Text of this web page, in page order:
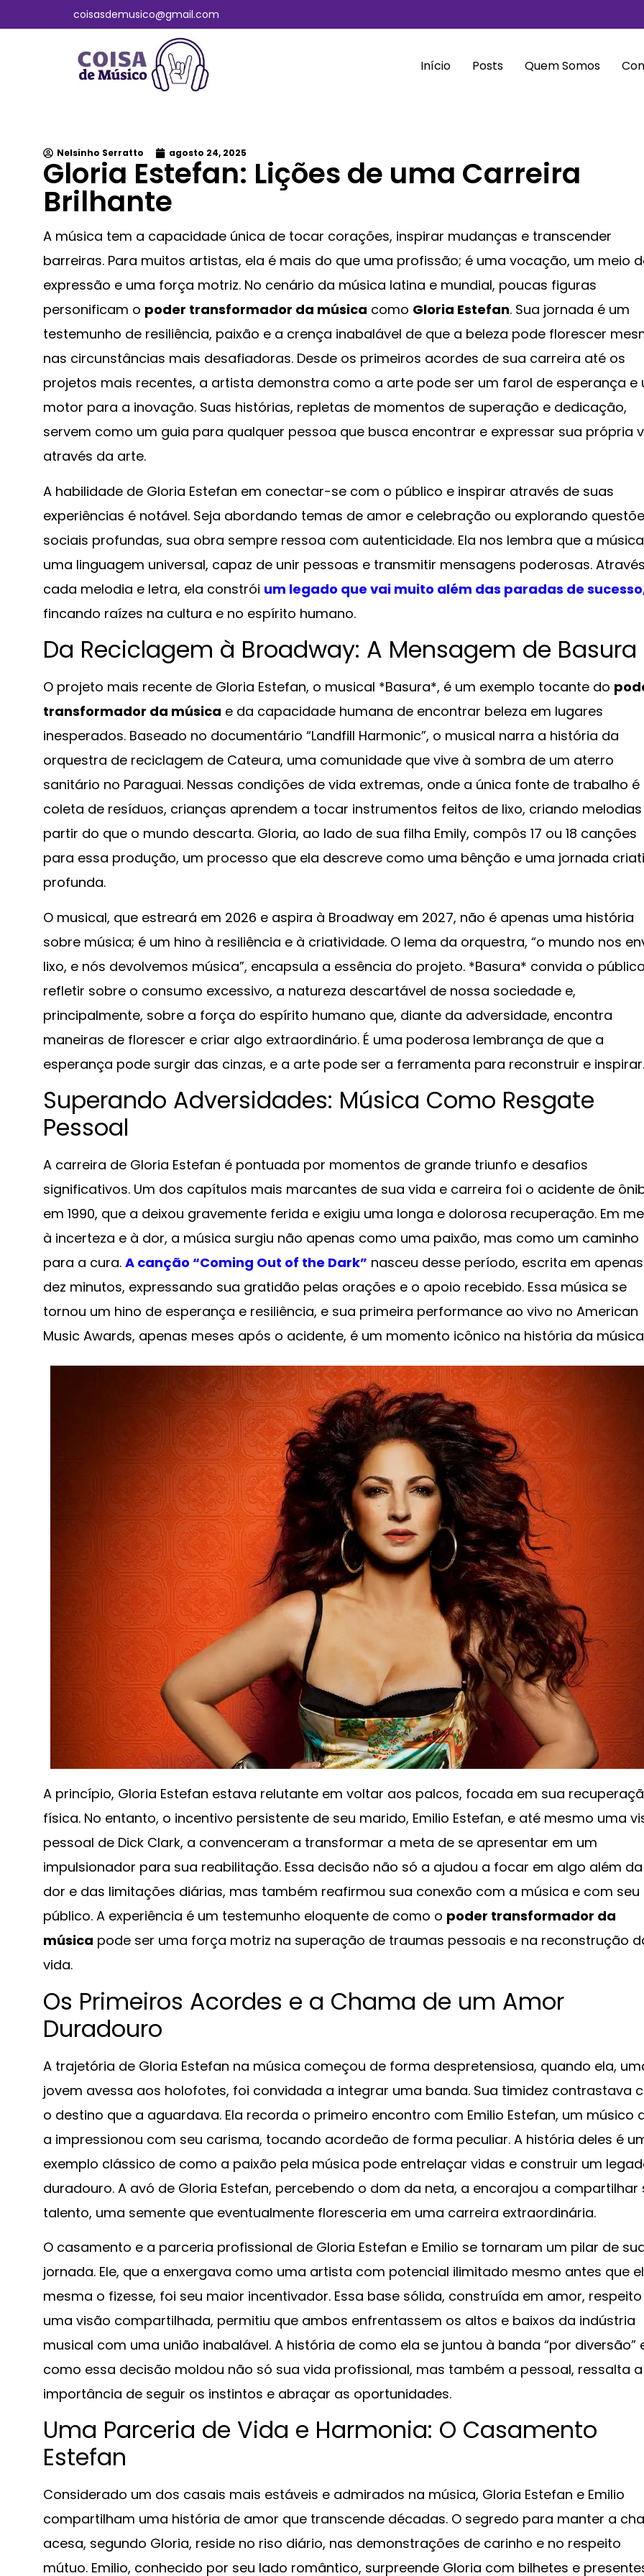
coisasdemusico@gmail.com
Início Posts Quem Somos
Nelsinho Serratto agosto 24, 2025
Gloria Estefan: Lições de uma Carreira
Brilhante
A música tem a capacidade única de tocar corações, inspirar mudanças e transcender
barreiras. Para muitos artistas, ela é mais do que uma profissão; é uma vocação, um meio
expressão e uma força motriz. No cenário da música latina e mundial, poucas figuras
personificam o poder transformador da música como Gloria Estefan. Sua jornada é um
testemunho de resiliência, paixão e a crença inabalável de que a beleza pode florescer
nas circunstâncias mais desafiadoras. Desde os primeiros acordes de sua carreira até os
projetos mais recentes, a artista demonstra como a arte pode ser um farol de esperança e
motor para a inovação. Suas histórias, repletas de momentos de superação e dedicação,
servem como um guia para qualquer pessoa que busca encontrar e expressar sua própria
através da arte.
A habilidade de Gloria Estefan em conectar-se com o público e inspirar através de suas
experiências é notável. Seja abordando temas de amor e celebração ou explorando
sociais profundas, sua obra sempre ressoa com autenticidade. Ela nos lembra que a
uma linguagem universal, capaz de unir pessoas e transmitir mensagens poderosas.
cada melodia e letra, ela constrói um legado que vai muito além das paradas de
fincando raízes na cultura e no espírito humano.
Da Reciclagem à Broadway: A Mensagem de Basura
O projeto mais recente de Gloria Estefan, o musical *Basura*, é um exemplo tocante do
transformador da música e da capacidade humana de encontrar beleza em lugares
inesperados. Baseado no documentário “Landfill Harmonic”, o musical narra a história da
orquestra de reciclagem de Cateura, uma comunidade que vive à sombra de um aterro
sanitário no Paraguai. Nessas condições de vida extremas, onde a única fonte de trabalho é
coleta de resíduos, crianças aprendem a tocar instrumentos feitos de lixo, criando
partir do que o mundo descarta. Gloria, ao lado de sua filha Emily, compôs 17 ou 18 canções
para essa produção, um processo que ela descreve como uma bênção e uma jornada
profunda.
O musical, que estreará em 2026 e aspira à Broadway em 2027, não é apenas uma história
sobre música; é um hino à resiliência e à criatividade. O lema da orquestra, “o mundo nos
lixo, e nós devolvemos música”, encapsula a essência do projeto. *Basura* convida o
refletir sobre o consumo excessivo, a natureza descartável de nossa sociedade e,
principalmente, sobre a força do espírito humano que, diante da adversidade, encontra
maneiras de florescer e criar algo extraordinário. É uma poderosa lembrança de que a
esperança pode surgir das cinzas, e a arte pode ser a ferramenta para reconstruir e inspirar.
Superando Adversidades: Música Como Resgate
Pessoal
A carreira de Gloria Estefan é pontuada por momentos de grande triunfo e desafios
significativos. Um dos capítulos mais marcantes de sua vida e carreira foi o acidente de
em 1990, que a deixou gravemente ferida e exigiu uma longa e dolorosa recuperação. Em
à incerteza e à dor, a música surgiu não apenas como uma paixão, mas como um caminho
para a cura. A canção “Coming Out of the Dark” nasceu desse período, escrita em apenas
dez minutos, expressando sua gratidão pelas orações e o apoio recebido. Essa música se
tornou um hino de esperança e resiliência, e sua primeira performance ao vivo no American
Music Awards, apenas meses após o acidente, é um momento icônico na história da
A princípio, Gloria Estefan estava relutante em voltar aos palcos, focada em sua
física. No entanto, o incentivo persistente de seu marido, Emilio Estefan, e até mesmo uma
pessoal de Dick Clark, a convenceram a transformar a meta de se apresentar em um
impulsionador para sua reabilitação. Essa decisão não só a ajudou a focar em algo além da
dor e das limitações diárias, mas também reafirmou sua conexão com a música e com seu
público. A experiência é um testemunho eloquente de como o poder transformador da
música pode ser uma força motriz na superação de traumas pessoais e na reconstrução
vida.
Os Primeiros Acordes e a Chama de um Amor
Duradouro
A trajetória de Gloria Estefan na música começou de forma despretensiosa, quando ela,
jovem avessa aos holofotes, foi convidada a integrar uma banda. Sua timidez contrastava
o destino que a aguardava. Ela recorda o primeiro encontro com Emilio Estefan, um músico
a impressionou com seu carisma, tocando acordeão de forma peculiar. A história deles é
exemplo clássico de como a paixão pela música pode entrelaçar vidas e construir um
duradouro. A avó de Gloria Estefan, percebendo o dom da neta, a encorajou a compartilhar
talento, uma semente que eventualmente floresceria em uma carreira extraordinária.
O casamento e a parceria profissional de Gloria Estefan e Emilio se tornaram um pilar de
jornada. Ele, que a enxergava como uma artista com potencial ilimitado mesmo antes que
mesma o fizesse, foi seu maior incentivador. Essa base sólida, construída em amor,
uma visão compartilhada, permitiu que ambos enfrentassem os altos e baixos da indústria
musical com uma união inabalável. A história de como ela se juntou à banda “por diversão”
como essa decisão moldou não só sua vida profissional, mas também a pessoal, ressalta a
importância de seguir os instintos e abraçar as oportunidades.
Uma Parceria de Vida e Harmonia: O Casamento
Estefan
Considerado um dos casais mais estáveis e admirados na música, Gloria Estefan e Emilio
compartilham uma história de amor que transcende décadas. O segredo para manter a
acesa, segundo Gloria, reside no riso diário, nas demonstrações de carinho e no respeito
mútuo. Emilio, conhecido por seu lado romântico, surpreende Gloria com bilhetes e